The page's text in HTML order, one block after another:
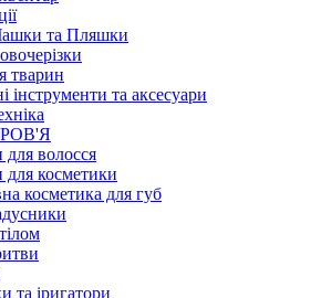
та Пляшки
тварин
інструменти та аксесуари
для волосся
для косметики
косметика для губ
та іригатори